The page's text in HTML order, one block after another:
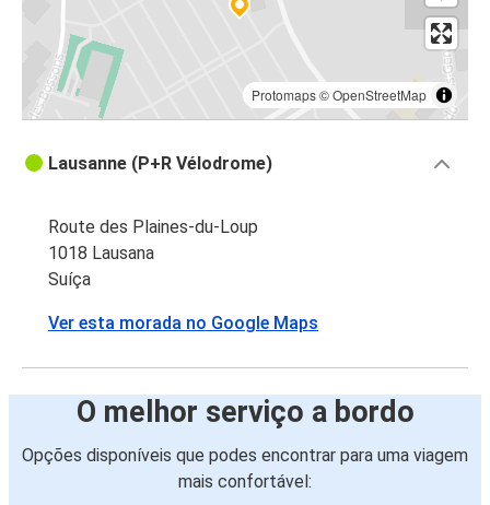
Protomaps©OpenStreetMap
Lausanne (P+R Vélodrome)
Route des Plaines-du-Loup
1018 Lausana
Suíça
Ver esta morada no Google Maps
O melhor serviço a bordo
Opções disponíveis que podes encontrar para uma viagem
mais confortável: